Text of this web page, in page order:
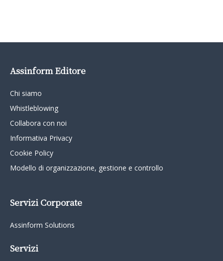
Assinform Editore
Chi siamo
Whistleblowing
Collabora con noi
Informativa Privacy
Cookie Policy
Modello di organizzazione, gestione e controllo
Servizi Corporate
Assinform Solutions
Servizi